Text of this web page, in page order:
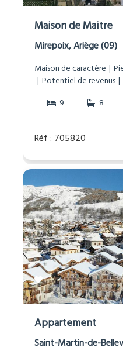
Maison de Maitre
Mirepoix, Ariège (09)
Maison de caractère
Potentiel de revenus
9
8
Réf : 705820
Appartement
Saint-Martin-de-